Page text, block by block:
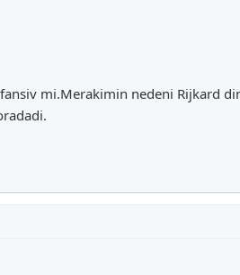
mi.Merakimin nedeni Rijkard